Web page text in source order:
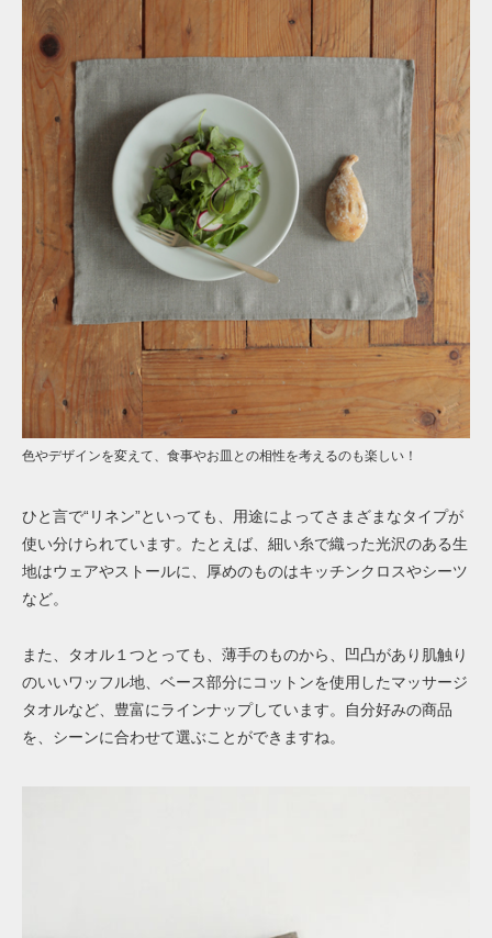
色やデザインを変えて、食事やお皿との相性を考えるのも楽しい！
ひと言で“リネン”といっても、用途によってさまざまなタイプが
使い分けられています。たとえば、細い糸で織った光沢のある生
地はウェアやストールに、厚めのものはキッチンクロスやシーツ
など。
また、タオル１つとっても、薄手のものから、凹凸があり肌触り
のいいワッフル地、ベース部分にコットンを使用したマッサージ
タオルなど、豊富にラインナップしています。自分好みの商品
を、シーンに合わせて選ぶことができますね。